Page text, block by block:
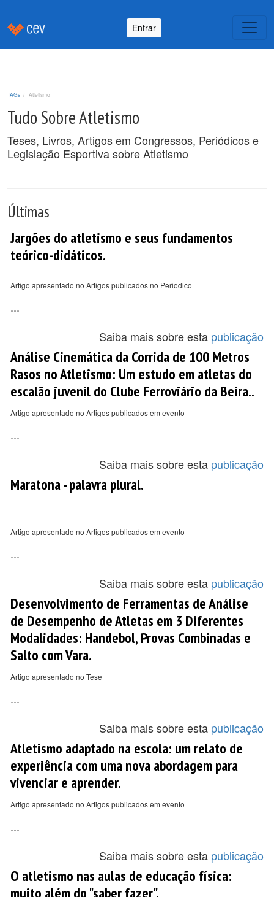
Entrar
TAGs Atletismo
Tudo Sobre Atletismo
Teses, Livros, Artigos em Congressos, Periódicos e
Legislação Esportiva sobre Atletismo
Últimas
Jargões do atletismo e seus fundamentos
teórico-didáticos.
Artigo apresentado no Artigos publicados no Periodico
...
Saiba mais sobre esta publicação
Análise Cinemática da Corrida de 100 Metros
Rasos no Atletismo: Um estudo em atletas do
escalão juvenil do Clube Ferroviário da Beira..
Artigo apresentado no Artigos publicados em evento
...
Saiba mais sobre esta publicação
Maratona - palavra plural.
Artigo apresentado no Artigos publicados em evento
...
Saiba mais sobre esta publicação
Desenvolvimento de Ferramentas de Análise
de Desempenho de Atletas em 3 Diferentes
Modalidades: Handebol, Provas Combinadas e
Salto com Vara.
Artigo apresentado no Tese
...
Saiba mais sobre esta publicação
Atletismo adaptado na escola: um relato de
experiência com uma nova abordagem para
vivenciar e aprender.
Artigo apresentado no Artigos publicados em evento
...
Saiba mais sobre esta publicação
O atletismo nas aulas de educação física:
muito além do "saber fazer".